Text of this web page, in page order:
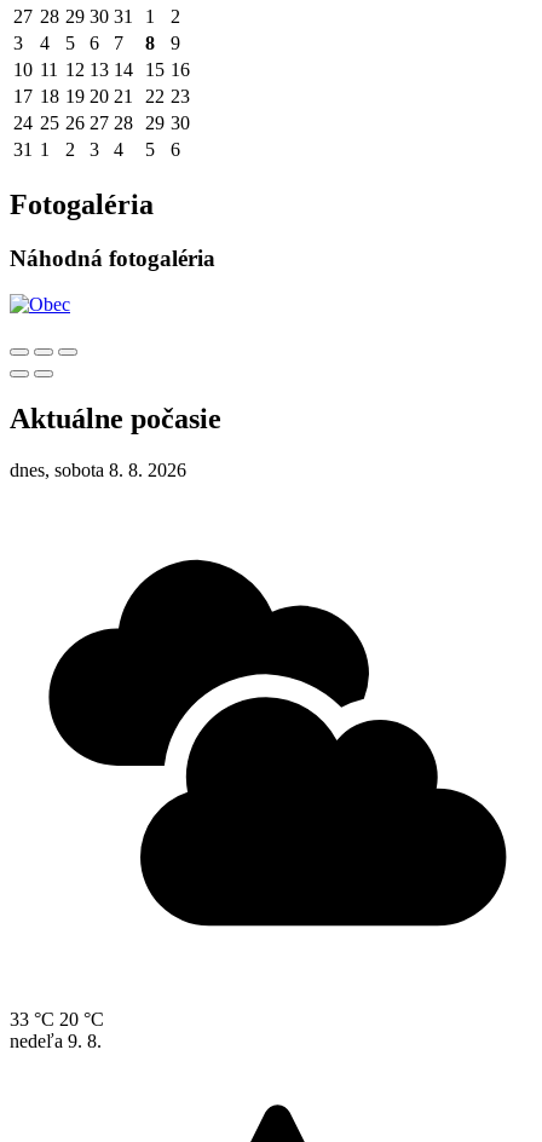
27 28 29 30 31 1
2
3
4 5 6 7 8
9
10 11 12 13 14 15 16
17 18 19 20 21 22 23
24 25 26 27 28 29 30
31 1 2 3 4 5 6
Fotogaléria
Náhodná fotogaléria
Aktuálne počasie
dnes, sobota 8. 8. 2026
33 °C 20 °C
nedeľa 9. 8.